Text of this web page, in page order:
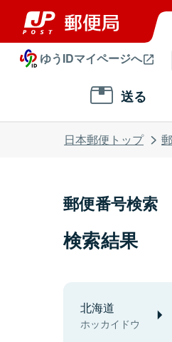
ゆうIDマイページへ
送る
日本郵便トップ
郵便番号検索
検索結果
北海道
ホッカイドウ